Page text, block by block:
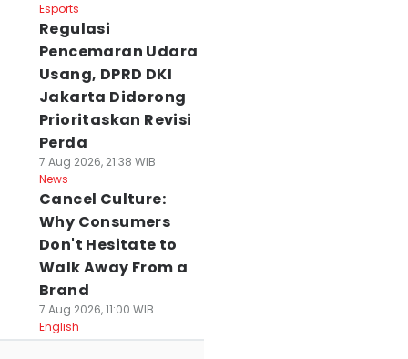
Esports
Regulasi
Pencemaran Udara
Usang, DPRD DKI
Jakarta Didorong
Prioritaskan Revisi
Perda
7 Aug 2026, 21:38 WIB
News
Cancel Culture:
Why Consumers
Don't Hesitate to
Walk Away From a
Brand
7 Aug 2026, 11:00 WIB
English